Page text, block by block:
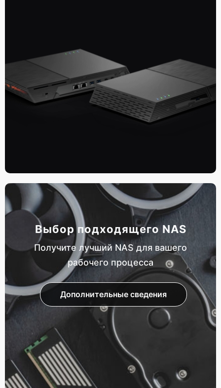
Выбор подходящего NAS
Получите лучший NAS для вашего
рабочего процесса
Дополнительные сведения